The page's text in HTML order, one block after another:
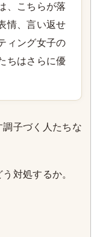
、こちらが落
情、言い返せ
ィング女子の
ちはさらに優
子づく人たちな
対処するか。